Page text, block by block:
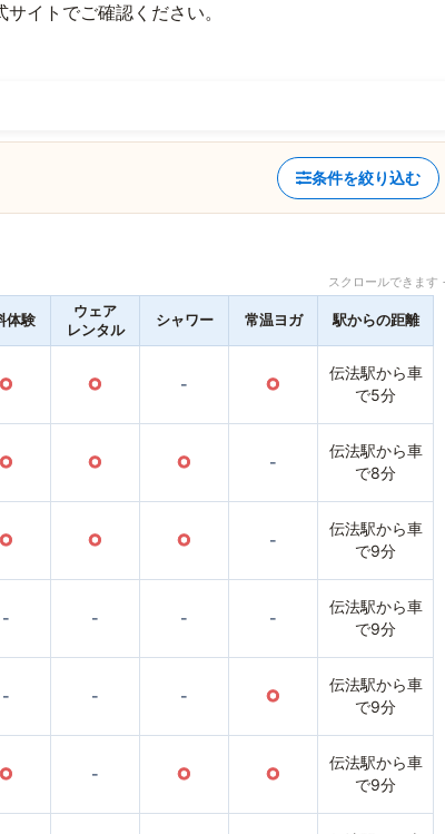
イトでご確認ください。
条件を絞り込む
スクロールできま
体験
ウェア
レンタル
シャワー 常温ヨガ 駅からの距離
○ ○ - ○
伝法駅から車
で5分
○ ○ ○ -
伝法駅から車
で8分
○ ○ ○ -
伝法駅から車
で9分
- - - -
伝法駅から車
で9分
- - - ○
伝法駅から車
で9分
○ - ○ ○
伝法駅から車
で9分